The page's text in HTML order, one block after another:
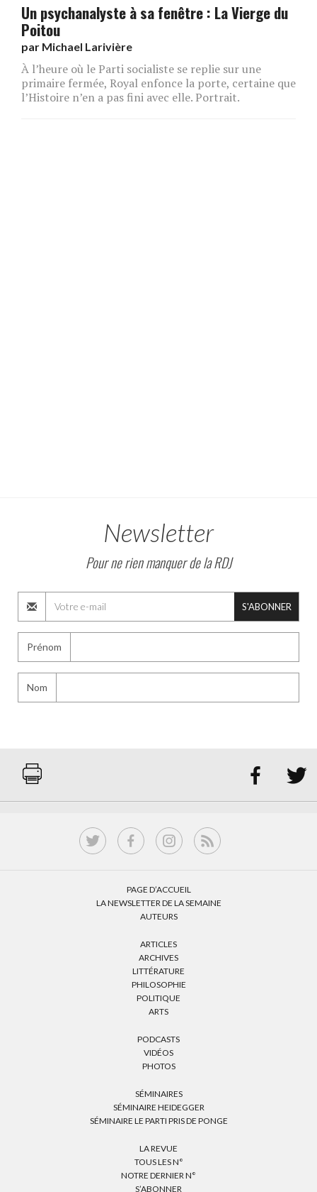
Un psychanalyste à sa fenêtre : La Vierge du
Poitou
par Michael Larivière
À l’heure où le Parti socialiste se replie sur une
primaire fermée, Royal enfonce la porte, certaine que
l’Histoire n’en a pas fini avec elle. Portrait.
Newsletter
Pour ne rien manquer de la RDJ
S'ABONNER
Prénom
Nom
 
PAGE D’ACCUEIL
LA NEWSLETTER DE LA SEMAINE
AUTEURS
ARTICLES
ARCHIVES
LITTÉRATURE
PHILOSOPHIE
POLITIQUE
ARTS
PODCASTS
VIDÉOS
PHOTOS
SÉMINAIRES
SÉMINAIRE HEIDEGGER
SÉMINAIRE LE PARTI PRIS DE PONGE
LA REVUE
TOUS LES N°
NOTRE DERNIER N°
S’ABONNER